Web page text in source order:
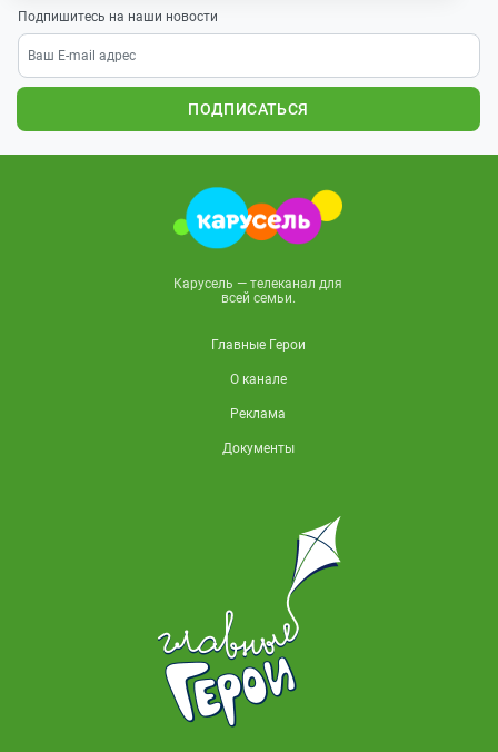
Подпишитесь на наши новости
ПОДПИСАТЬСЯ
Карусель — телеканал для
всей семьи.
Главные Герои
О канале
Реклама
Документы